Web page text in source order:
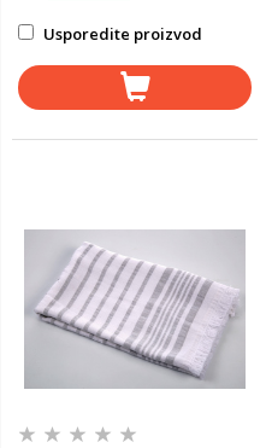
Usporedite proizvod